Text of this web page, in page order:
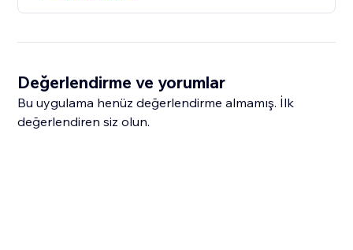
Değerlendirme ve yorumlar
Bu uygulama henüz değerlendirme almamış. İlk
değerlendiren siz olun.